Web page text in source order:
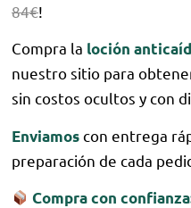
84€!
Compra la loción
nuestro sitio para
sin costos ocultos y con
Enviamoscon entrega
preparación de cada
Compra con